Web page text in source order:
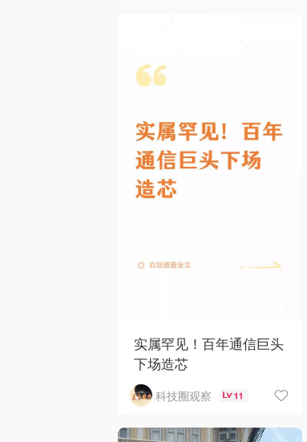
实属罕见！百年通信巨头
下场造芯
科技圈观察 11